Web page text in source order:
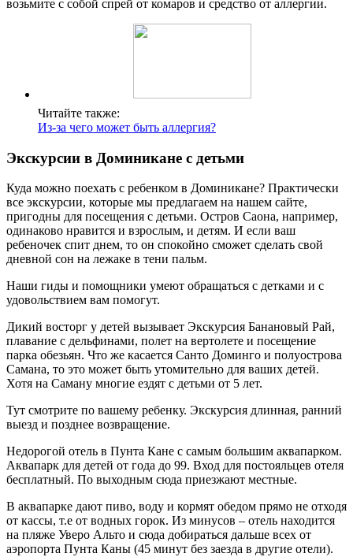
возьмите с собой спрей от комаров и средство от аллергии.
Читайте также:
Из-за чего может быть аллергия?
Экскурсии в Доминикане с детьми
Куда можно поехать с ребенком в Доминикане? Практически
все экскурсии, которые мы предлагаем на нашем сайте,
пригодны для посещения с детьми. Остров Саона, например,
одинаково нравится и взрослым, и детям. И если ваш
ребеночек спит днем, то он спокойно сможет сделать свой
дневной сон на лежаке в тени пальм.
Наши гиды и помощники умеют обращаться с детками и с
удовольствием вам помогут.
Дикий восторг у детей вызывает Экскурсия Банановый Рай,
плавание с дельфинами, полет на вертолете и посещение
парка обезьян. Что же касается Санто Доминго и полуострова
Самана, то это может быть утомительно для ваших детей.
Хотя на Саману многие ездят с детьми от 5 лет.
Тут смотрите по вашему ребенку. Экскурсия длинная, ранний
выезд и позднее возвращение.
Недорогой отель в Пунта Кане с самым большим аквапарком.
Аквапарк для детей от года до 99. Вход для постояльцев отеля
бесплатный. По выходным сюда приезжают местные.
В аквапарке дают пиво, воду и кормят обедом прямо не отходя
от кассы, т.е от водных горок. Из минусов – отель находится
на пляже Уверо Альто и сюда добираться дальше всех от
аэропорта Пунта Каны (45 минут без заезда в другие отели).